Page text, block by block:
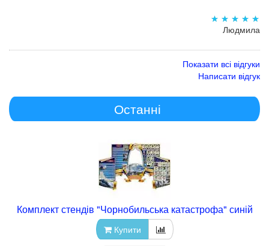
Людмила
Показати всі відгуки
Написати відгук
Останні
Комплект стендів "Чорнобильська катастрофа" синій
Купити